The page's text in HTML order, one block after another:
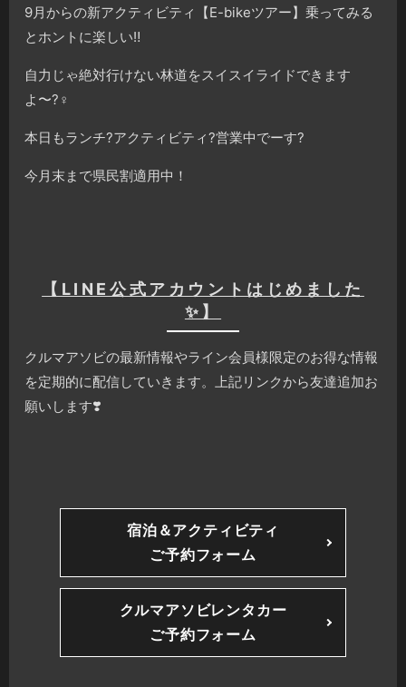
9月からの新アクティビティ【E-bikeツアー】乗ってみる
とホントに楽しい‼️
自力じゃ絶対行けない林道をスイスイライドできます
よ〜?‍♀️
本日もランチ?アクティビティ?営業中でーす?
今月末まで県民割適用中！
【LINE公式アカウントはじめました
✨】
クルマアソビの最新情報やライン会員様限定のお得な情報
を定期的に配信していきます。上記リンクから友達追加お
願いします❣️
宿泊＆アクティビティ
ご予約フォーム
クルマアソビレンタカー
ご予約フォーム